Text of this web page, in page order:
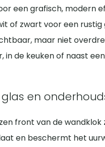
een grafisch, modern
of zwart voor een
maar niet
in de keuken of naast
glas en
front van de
en beschermt het